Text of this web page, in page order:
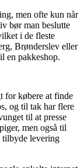
men ofte kun når
bør man beslutte
i de fleste
Brønderslev eller
en pakkeshop.
for købere at finde
og til tak har flere
til at presse
men også til
tilbyde levering